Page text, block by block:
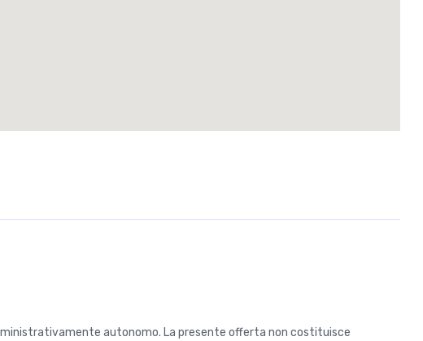
autonomo. La presente offerta non costituisce